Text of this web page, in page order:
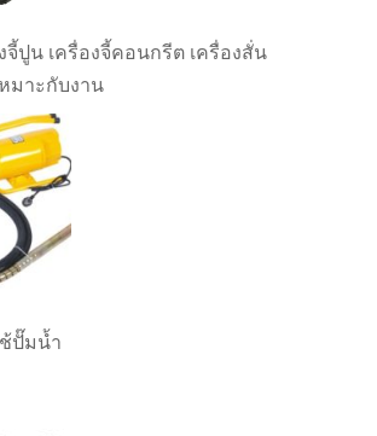
จี้ปูน เครื่องจี้คอนกรีต เครื่องสั่น
มาะกับงาน
ปั๊มน้ำ